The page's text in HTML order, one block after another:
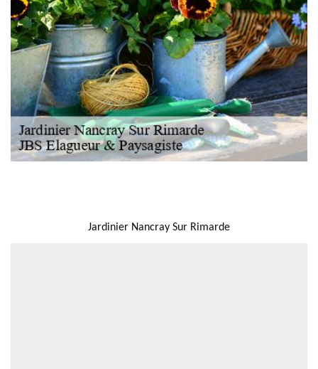
Jardinier Nancray Sur Rimarde